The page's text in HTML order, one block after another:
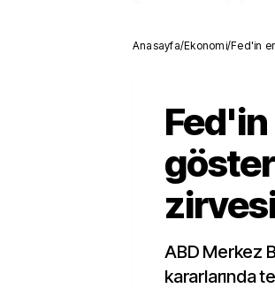
Anasayfa/Ekonomi/Fed'in
ABD Merkez
kararlarında